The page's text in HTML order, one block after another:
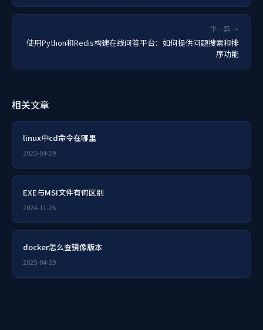
下一篇 →
使用Python和Redis构建在线问答平台：如何提供问题搜索和排
序功能
相关文章
linux中cd命令在哪里
2025-04-29
EXE与MSI文件有何区别
2024-11-26
docker怎么查镜像版本
2025-04-29